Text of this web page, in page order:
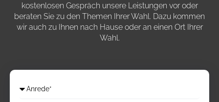
kostenlosen Gespräch unsere Leistungen vor oder
beraten Sie zu den Themen Ihrer Wahl. Dazu kommen
wir auch zu Ihnen nach Hause oder an einen Ort Ihrer
Wahl.